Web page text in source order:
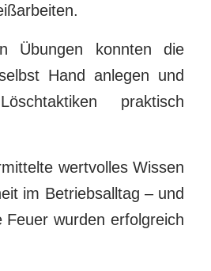
Übungen konnten die
Hand anlegen und
praktisch
wertvolles Wissen
im Betriebsalltag – und
Feuer wurden erfolgreich